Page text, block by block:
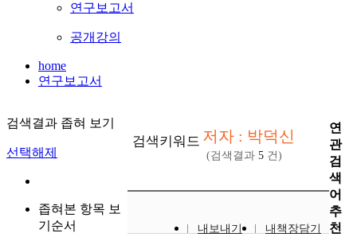
연구보고서
공개강의
home
연구보고서
검색결과 좁혀 보기
선택해제
좁혀본 항목 보
기순서
검색키워드 저자 : 박덕신
(검색결과 5 건)
내보내기
내책장담기
연
관
검
색
어
추
천